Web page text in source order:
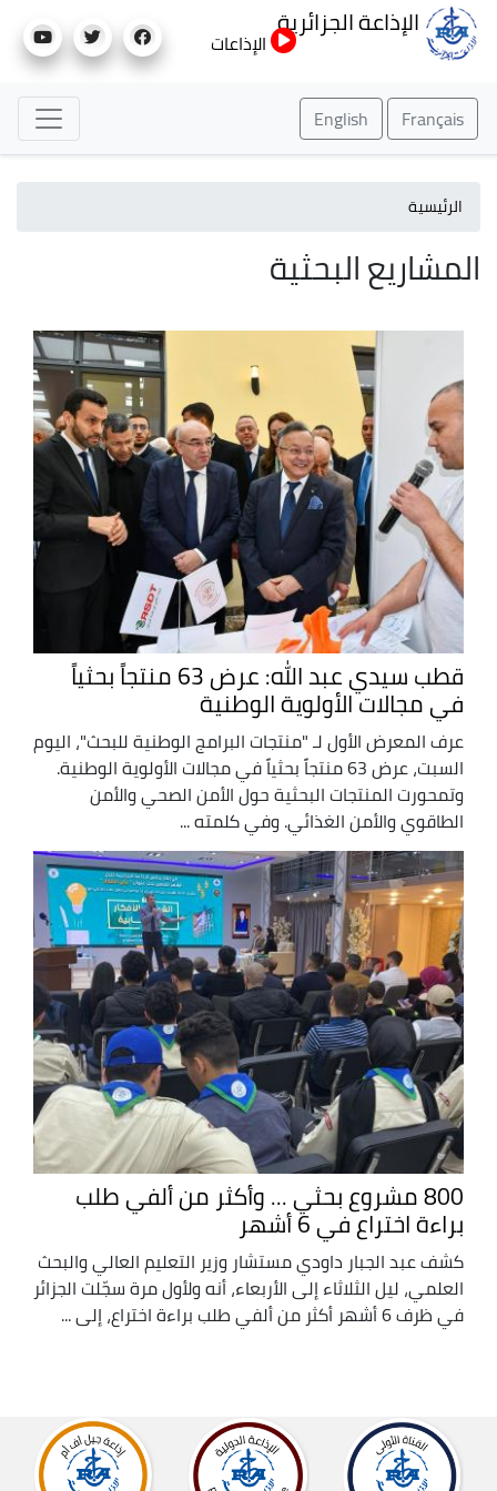
إلى
الإذاعة الجزائرية
الإذاعات
Français
English
الرئيسية
المشاريع البحثية
قطب سيدي عبد الله: عرض 63 منتجاً بحثياً
في مجالات الأولوية الوطنية
عرف المعرض الأول لـ "منتجات البرامج الوطنية للبحث"، اليوم
السبت، عرض 63 منتجاً بحثياً في مجالات الأولوية الوطنية.
وتمحورت المنتجات البحثية حول الأمن الصحي والأمن
الطاقوي والأمن الغذائي. وفي كلمته ...
800 مشروع بحثي ... وأكثر من ألفي طلب
براءة اختراع في 6 أشهر
كشف عبد الجبار داودي مستشار وزير التعليم العالي والبحث
العلمي، ليل الثلاثاء إلى الأربعاء، أنه ولأول مرة سجّلت الجزائر
في ظرف 6 أشهر أكثر من ألفي طلب براءة اختراع، إلى ...